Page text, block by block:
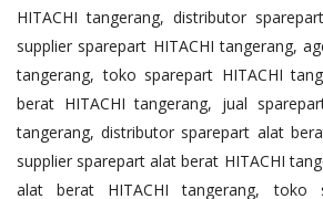
HITACHI tangerang, distributor
supplier sparepart HITACHI tangerang,
tangerang, toko sparepart HITACHI
berat HITACHI tangerang, jual
tangerang, distributor sparepart alat
supplier sparepart alat berat HITACHI
alat berat HITACHI tangerang, toko